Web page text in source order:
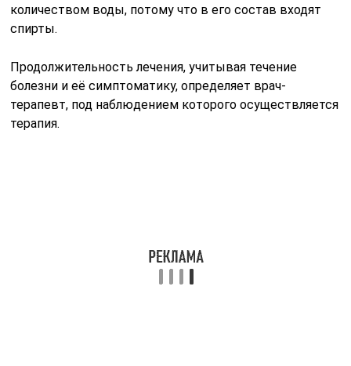
количеством воды, потому что в его состав входят
спирты.
Продолжительность лечения, учитывая течение
болезни и её симптоматику, определяет врач-
терапевт, под наблюдением которого осуществляется
терапия.